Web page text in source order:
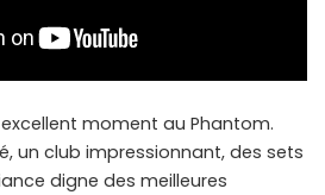
moment au Phantom.
un club impressionnant, des sets
digne des meilleures